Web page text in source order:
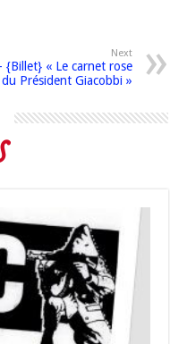
Next
{Billet} « Le carnet rose
du Président Giacobbi »